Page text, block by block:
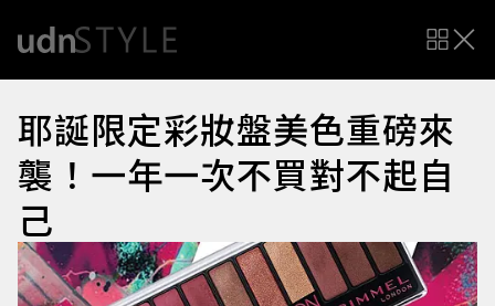
耶誕限定彩妝盤美色重磅來
襲！一年一次不買對不起自
己